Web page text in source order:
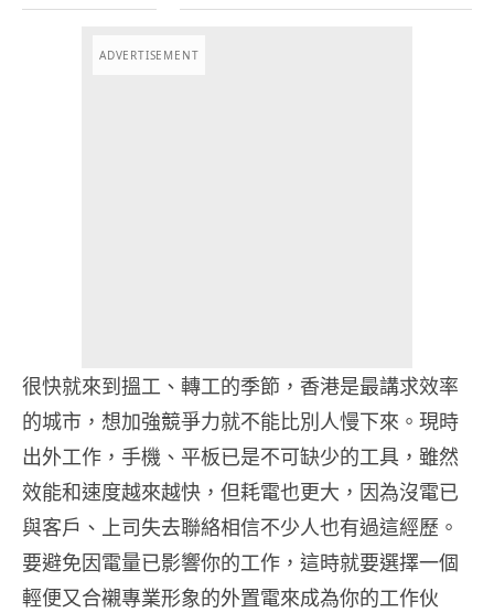
ADVERTISEMENT
很快就來到搵工、轉工的季節，香港是最講求效率
的城市，想加強競爭力就不能比別人慢下來。現時
出外工作，手機、平板已是不可缺少的工具，雖然
效能和速度越來越快，但耗電也更大，因為沒電已
與客戶、上司失去聯絡相信不少人也有過這經歷。
要避免因電量已影響你的工作，這時就要選擇一個
輕便又合襯專業形象的外置電來成為你的工作伙